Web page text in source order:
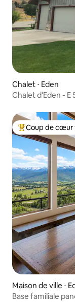
Chalet ⋅ Eden
Chalet d'Eden - E
Coups de cœur
Coup de cœur
Maison de ville ⋅
Base familiale